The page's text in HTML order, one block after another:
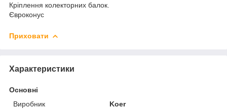
Кріплення колекторних балок.
Євроконус
Приховати
Характеристики
Основні
Виробник
Koer